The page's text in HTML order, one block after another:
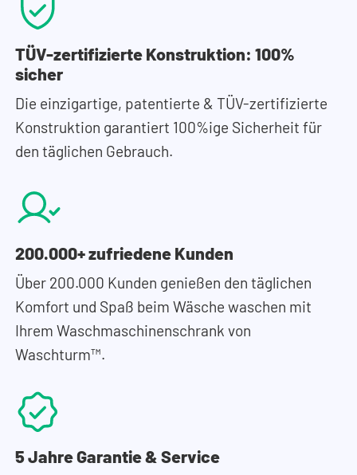
TÜV-zertifizierte Konstruktion: 100%
sicher
Die einzigartige, patentierte & TÜV-zertifizierte
Konstruktion garantiert 100%ige Sicherheit für
den täglichen Gebrauch.
200.000+ zufriedene Kunden
Über 200.000 Kunden genießen den täglichen
Komfort und Spaß beim Wäsche waschen mit
Ihrem Waschmaschinenschrank von
Waschturm™.
5 Jahre Garantie & Service